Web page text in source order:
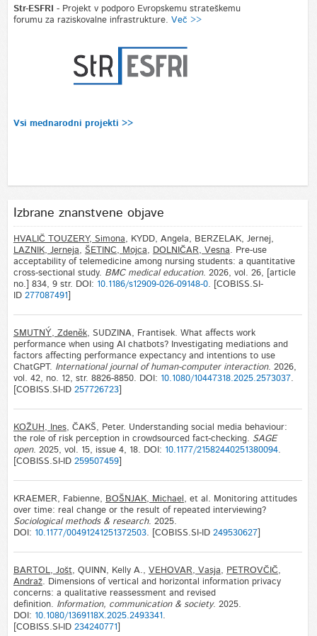
Str-ESFRI - Projekt v podporo Evropskemu strateškemu
forumu za raziskovalne infrastrukture. Več >>
Vsi mednarodni projekti >>
Izbrane znanstvene objave
HVALIČ TOUZERY, Simona, KYDD, Angela, BERZELAK, Jernej,
LAZNIK, Jerneja, ŠETINC, Mojca, DOLNIČAR, Vesna. Pre-use
acceptability of telemedicine among nursing students: a quantitative
cross-sectional study. BMC medical education. 2026, vol. 26, [article
no.] 834, 9 str. DOI: 10.1186/s12909-026-09148-0. [COBISS.SI-
ID 277087491
SMUTNÝ, Zdeněk, SUDZINA, Frantisek. What affects work
performance when using AI chatbots? Investigating mediations and
factors affecting performance expectancy and intentions to use
ChatGPT. International journal of human-computer interaction. 2026,
vol. 42, no. 12, str. 8826-8850. DOI: 10.1080/10447318.2025.2573037.
[COBISS.SI-ID 257726723]
KOŽUH, Ines, ČAKŠ, Peter. Understanding social media behaviour:
the role of risk perception in crowdsourced fact-checking. SAGE
open. 2025, vol. 15, issue 4, 18. DOI: 10.1177/21582440251380094.
[COBISS.SI-ID 259507459]
KRAEMER, Fabienne, BOŠNJAK, Michael , et al. Monitoring attitudes
over time: real change or the result of repeated interviewing?
Sociological methods & research. 2025.
DOI: 10.1177/00491241251372503. [COBISS.SI-ID 249530627]
BARTOL, Jošt, QUINN, Kelly A., VEHOVAR, Vasja, PETROVČIČ,
Andraž. Dimensions of vertical and horizontal information privacy
concerns: a qualitative reassessment and revised
definition. Information, communication & society. 2025.
DOI: 10.1080/1369118X.2025.2493341 .
[COBISS.SI-ID 234240771